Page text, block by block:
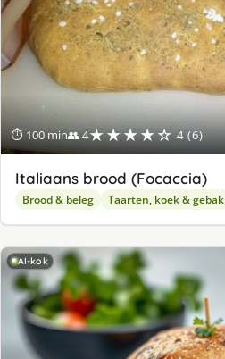
⏱ 100 min👥 4★★★★☆ 4 (6)
Italiaans brood (Focaccia)
Brood & beleg Taarten, koek & gebak
AI-kok